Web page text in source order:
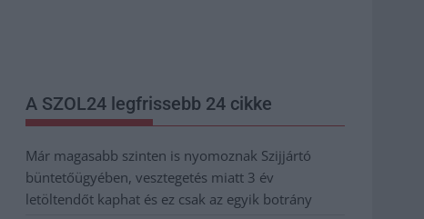
A SZOL24 legfrissebb 24 cikke
Már magasabb szinten is nyomoznak Szijjártó
büntetőügyében, vesztegetés miatt 3 év
letöltendőt kaphat és ez csak az egyik botrány